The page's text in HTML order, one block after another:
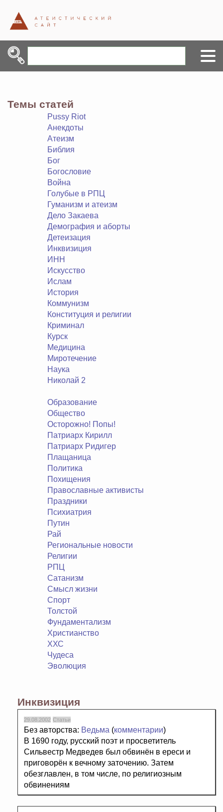
Темы статей
Pussy Riot
Анекдоты
Атеизм
Библия
Бог
Богословие
Война
Голубые в РПЦ
Гуманизм и атеизм
Дело Закаева
Демография и аборты
Детеизация
Инквизиция
ИНН
Искусство
Ислам
История
Коммунизм
Конституция и религии
Криминал
Курск
Медицина
Миротечение
Наука
Николай 2
Образование
Общество
Осторожно! Попы!
Патриарх Кирилл
Патриарх Ридигер
Плащаница
Политика
Похищения
Православные активисты
Праздники
Психиатрия
Путин
Рай
Региональные новости
Религии
РПЦ
Сатанизм
Смысл жизни
Спорт
Толстой
Фундаментализм
Христианство
ХХС
Чудеса
Эволюция
Инквизиция
29.08.2002 Статьи
Без авторства: Ведьма (комментарии)
В 1690 году, русский поэт и просветитель
Сильвестр Медведев был обвинён в ереси и
приговорён к вечному заточению. Затем
обезглавлен, в том числе, по религиозным
обвинениям